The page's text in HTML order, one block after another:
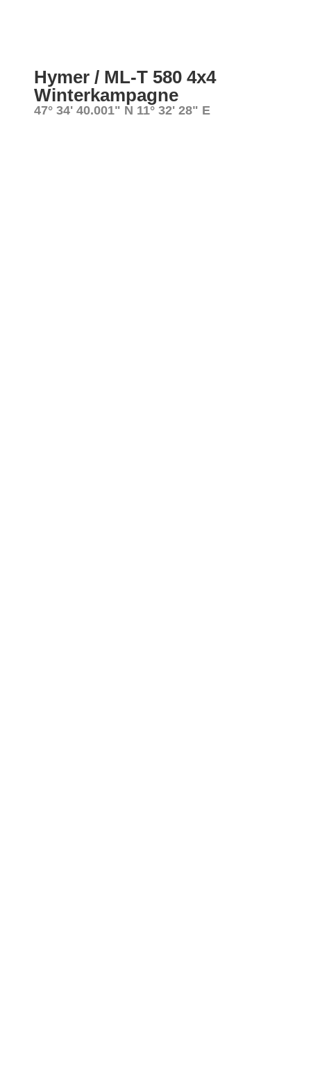
Hymer / ML-T 580 4x4
Winterkampagne
47° 34' 40.001" N 11° 32' 28" E